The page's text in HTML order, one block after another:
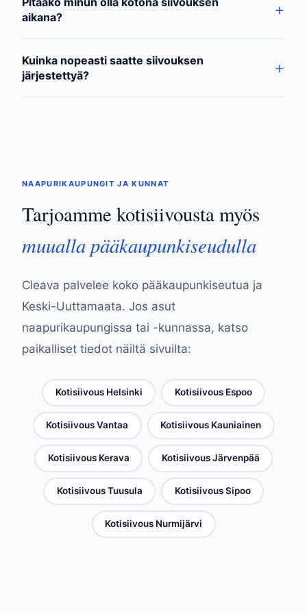
aikana?
Kuinka nopeasti saatte siivouksen
järjestettyä?
NAAPURIKAUPUNGIT JA KUNNAT
Tarjoamme kotisiivousta myös
muualla pääkaupunkiseudulla
Cleava palvelee koko pääkaupunkiseutua ja
Keski-Uuttamaata. Jos asut
naapurikaupungissa tai -kunnassa, katso
paikalliset tiedot näiltä sivuilta:
Kotisiivous Helsinki Kotisiivous Espoo
Kotisiivous Vantaa Kotisiivous Kauniainen
Kotisiivous Kerava Kotisiivous Järvenpää
Kotisiivous Tuusula Kotisiivous Sipoo
Kotisiivous Nurmijärvi